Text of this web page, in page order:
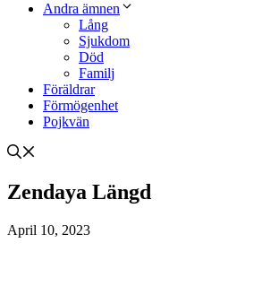
Andra ämnen
Lång
Sjukdom
Död
Familj
Föräldrar
Förmögenhet
Pojkvän
Zendaya Längd
April 10, 2023